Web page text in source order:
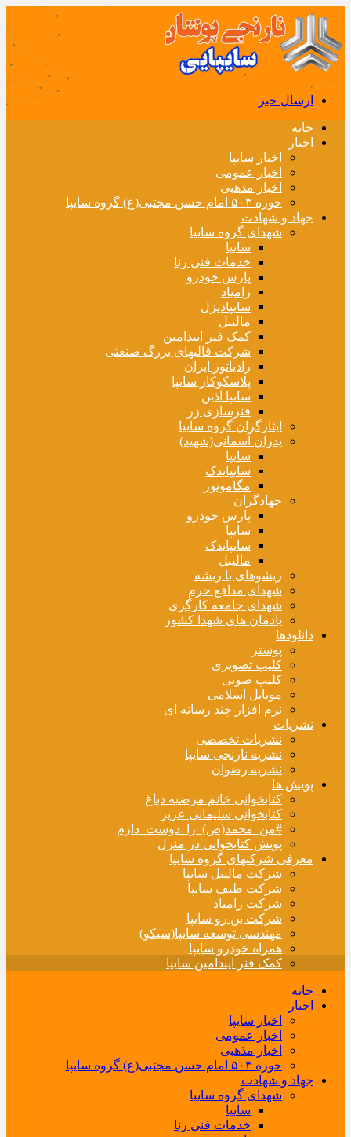
ارسال خبر
خانه
اخبار
اخبار سایپا
اخبار عمومی
اخبار مذهبی
حوزه ۵۰۳ امام حسن مجتبی(ع) گروه سایپا
جهاد و شهادت
شهدای گروه سایپا
سایپا
خدمات فنی رنا
پارس خودرو
زامیاد
سایپادیزل
مالیبل
کمک فنر ایندامین
شرکت قالبهای بزرگ صنعتی
رادیاتور ایران
پلاسکوکار سایپا
سایپا آذین
فنرسازی زر
ایثارگران گروه سایپا
پدران آسمانی(شهید)
سایپا
سایپایدک
مگاموتور
جهادگران
پارس خودرو
سایپا
سایپایدک
مالیبل
ریشوهای با ریشه
شهدای مدافع حرم
شهدای جامعه کارگری
یادمان های شهدا کشور
دانلودها
پوستر
کلیپ تصویری
کلیپ صوتی
موبایل اسلامی
نرم افزار چند رسانه ای
نشریات
نشریات تخصصی
نشریه نارنجی سایپا
نشریه رضوان
پویش ها
کتابخوانی خانم مرضیه دباغ
کتابخوانی سلیمانی عزیز
#من_محمد(ص)_را_دوست_دارم
پویش کتابخوانی در منزل
معرفی شرکتهای گروه سایپا
شرکت مالیبل سایپا
شرکت طیف سایپا
شرکت زامیاد
شرکت بن رو سایپا
مهندسی توسعه سایپا(سیکو)
همراه خودرو سایپا
کمک فنر ایندامین سایپا
خانه
اخبار
اخبار سایپا
اخبار عمومی
اخبار مذهبی
حوزه ۵۰۳ امام حسن مجتبی(ع) گروه سایپا
جهاد و شهادت
شهدای گروه سایپا
سایپا
خدمات فنی رنا